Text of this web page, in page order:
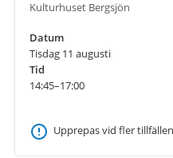
Kulturhuset Bergsjön
Datum
Tisdag 11 augusti
Tid
14:45–17:00
Upprepas vid fler tillfällen